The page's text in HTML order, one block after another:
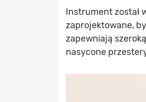
Instrument został
zaprojektowane,
zapewniają
nasycone